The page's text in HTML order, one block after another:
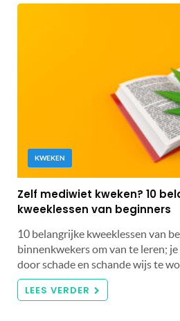
KWEKEN
Zelf mediwiet kweken? 10
kweeklessen van beginners
10 belangrijke kweeklessen van
binnenkwekers om van te leren;
door schade en schande wijs te
LEES VERDER